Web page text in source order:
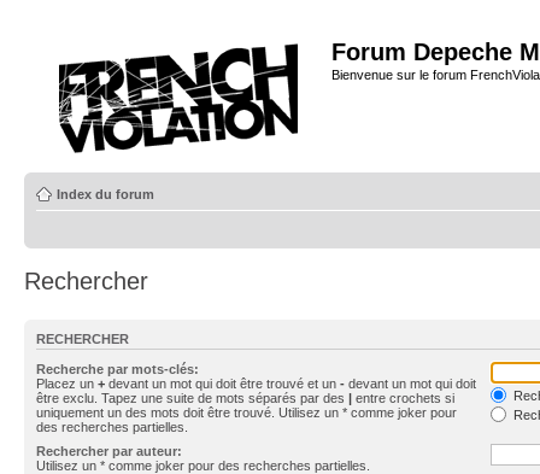
Forum Depeche
Bienvenue sur le forum
Index du forum
Rechercher
RECHERCHER
Recherche par mots-clés:
Placez un + devant un mot qui doit être trouvé et un - devant un mot qui doit
être exclu. Tapez une suite de mots séparés par des | entre crochets si
uniquement un des mots doit être trouvé. Utilisez un * comme joker pour
des recherches partielles.
Rechercher par auteur:
Utilisez un * comme joker pour des recherches partielles.